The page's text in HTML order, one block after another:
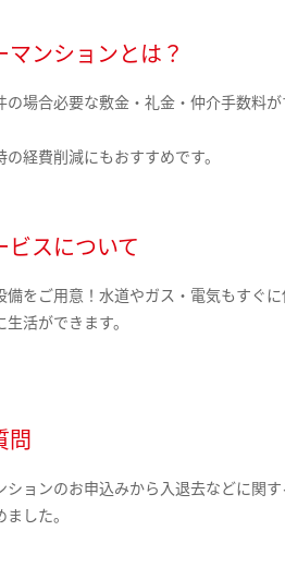
マンションとは？
の場合必要な敷金・礼金・仲介手数料が
経費削減にもおすすめです。
ビスについて
備をご用意！水道やガス・電気もすぐに
活ができます。
問
ションのお申込みから入退去などに関
した。